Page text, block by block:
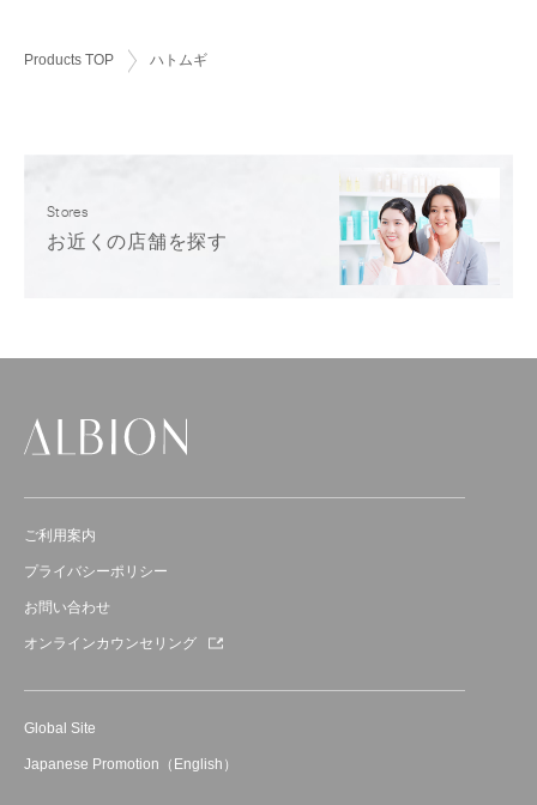
Products TOP ハトムギ
Stores
お近くの店舗を探す
ご利用案内
プライバシーポリシー
お問い合わせ
オンラインカウンセリング
Global Site
Japanese Promotion（English）